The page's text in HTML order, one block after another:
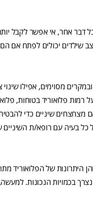
כל דבר אחר, אי אפשר לקבל
מצב שילדים יכולים לפתח
מסוימים, אפילו
פלואוריד בטוחות,
מצחצחים שיניים כדי
כל בעיה עם רופא/ת
היתרונות של הפלואוריד
בכמויות הנכונות.